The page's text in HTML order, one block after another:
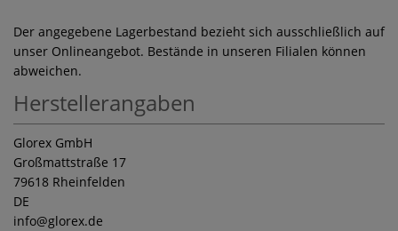
Der angegebene Lagerbestand bezieht sich ausschließlich auf
unser Onlineangebot. Bestände in unseren Filialen können
abweichen.
Herstellerangaben
Glorex GmbH
Großmattstraße 17
79618 Rheinfelden
DE
info@glorex.de